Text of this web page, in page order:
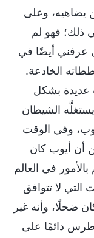
يضاهيه، وعلى
ذلك؛ فهو لم
عرفني أيضًا في
الخادعة.
بشكل
الشيطان
وفي الوقت
أن أيوب كان
في العالم
التي لا تتوافق
ضحلًا، وأنه غير
دائمًا على